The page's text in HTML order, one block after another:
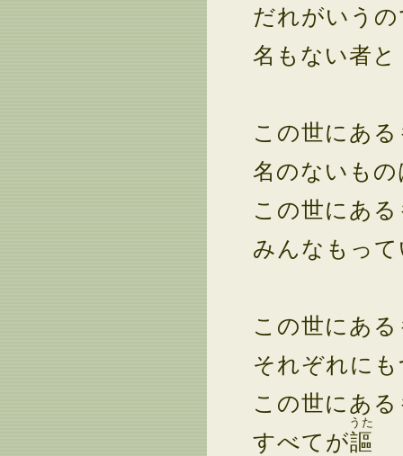
だれがいう
名もない者
この世にあ
名のないも
この世にあ
みんなもっ
この世にあ
それぞれに
この世にあ
すべてが謳
うた